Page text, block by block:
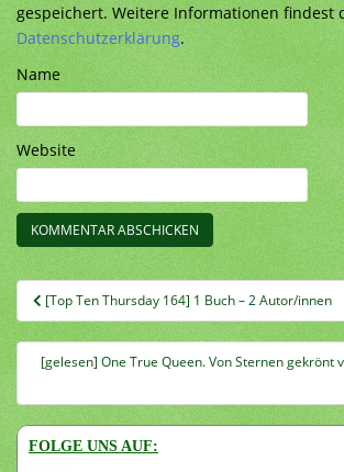
gespeichert. Weitere Informationen findest
Datenschutzerklärung.
Name
Website
Beitragsnavigation
[Top Ten Thursday 164] 1 Buch – 2 Autor/innen
[gelesen] One True Queen. Von Sternen gekrönt
FOLGE UNS AUF: